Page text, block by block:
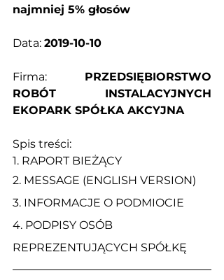
najmniej 5% głosów
Data: 2019-10-10
Firma: PRZEDSIĘBIORSTWO
ROBÓT INSTALACYJNYCH
EKOPARK SPÓŁKA AKCYJNA
Spis treści:
1. RAPORT BIEŻĄCY
2. MESSAGE (ENGLISH VERSION)
3. INFORMACJE O PODMIOCIE
4. PODPISY OSÓB
REPREZENTUJĄCYCH SPÓŁKĘ